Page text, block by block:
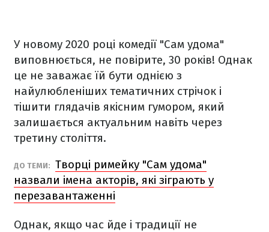
У новому 2020 році комедії "Сам удома"
виповнюється, не повірите, 30 років! Однак
це не заважає їй бути однією з
найулюбленіших тематичних стрічок і
тішити глядачів якісним гумором, який
залишається актуальним навіть через
третину століття.
ДО ТЕМИ: Творці римейку "Сам удома"
назвали імена акторів, які зіграють у
перезавантаженні
Однак, якщо час йде і традиції не